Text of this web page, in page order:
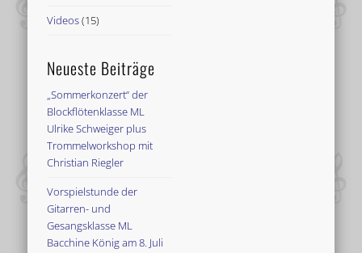
Videos(15)
Neueste Beiträge
„Sommerkonzert“ der
Blockflötenklasse ML
Ulrike Schweiger plus
Trommelworkshop mit
Christian Riegler
Vorspielstunde der
Gitarren- und
Gesangsklasse ML
Bacchine König am 8. Juli